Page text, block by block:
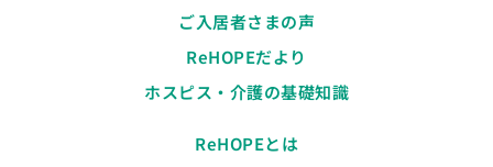
ご入居者さまの声
ReHOPEだより
ホスピス・介護の基礎知識
ReHOPEとは